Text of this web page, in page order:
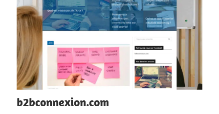
b2bconnexion.com